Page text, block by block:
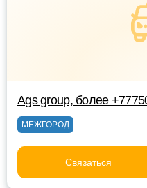
Ags group, более
МЕЖГОРОД
Связаться